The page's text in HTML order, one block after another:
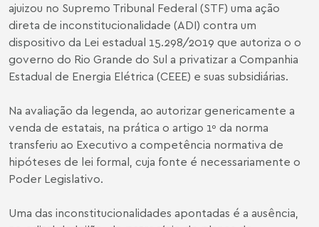
ajuizou no Supremo Tribunal Federal (STF) uma ação
direta de inconstitucionalidade (ADI) contra um
dispositivo da Lei estadual 15.298/2019 que autoriza o o
governo do Rio Grande do Sul a privatizar a Companhia
Estadual de Energia Elétrica (CEEE) e suas subsidiárias.
Na avaliação da legenda, ao autorizar genericamente a
venda de estatais, na prática o artigo 1º da norma
transferiu ao Executivo a competência normativa de
hipóteses de lei formal, cuja fonte é necessariamente o
Poder Legislativo.
Uma das inconstitucionalidades apontadas é a ausência,